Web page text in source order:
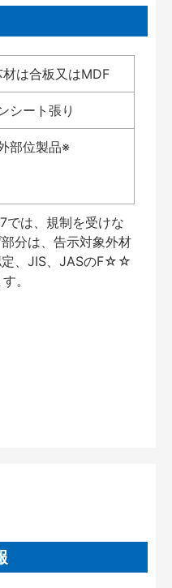
は合板又はMDF
シート張り
部位製品※
では、規制を受けな
分は、告示対象外材
定、JIS、JASのF☆☆
。